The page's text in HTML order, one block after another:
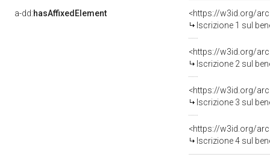
a-dd:hasAffixedElement
<https://w3id.org/
Iscrizione 1 sul
<https://w3id.org/
Iscrizione 2 sul
<https://w3id.org/
Iscrizione 3 sul
<https://w3id.org/
Iscrizione 4 sul